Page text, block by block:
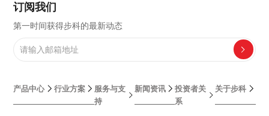
订阅我们
第一时间获得步科的最新动态
产品中心 行业方案
服务与支
持
新闻资讯
投资者关
系
关于步科